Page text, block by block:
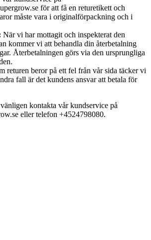
för att få en returetikett och
måste vara i originalförpackning och i
När vi har mottagit och inspekterat den
kommer vi att behandla din återbetalning
Återbetalningen görs via den ursprungliga
returen beror på ett fel från vår sida täcker vi
fall är det kundens ansvar att betala för
kontakta vår kundservice på
eller telefon +4524798080.